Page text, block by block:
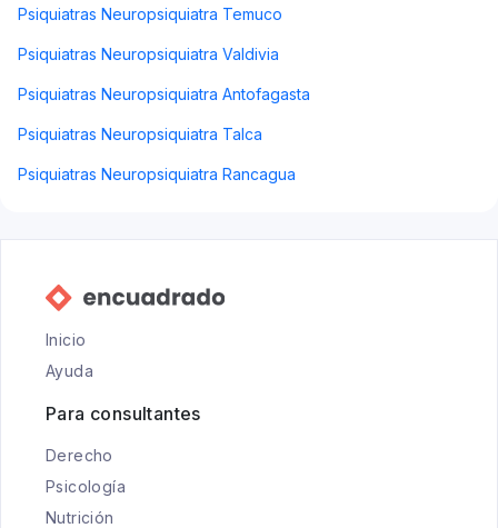
Psiquiatras Neuropsiquiatra Temuco
Psiquiatras Neuropsiquiatra Valdivia
Psiquiatras Neuropsiquiatra Antofagasta
Psiquiatras Neuropsiquiatra Talca
Psiquiatras Neuropsiquiatra Rancagua
Inicio
Ayuda
Para consultantes
Derecho
Psicología
Nutrición